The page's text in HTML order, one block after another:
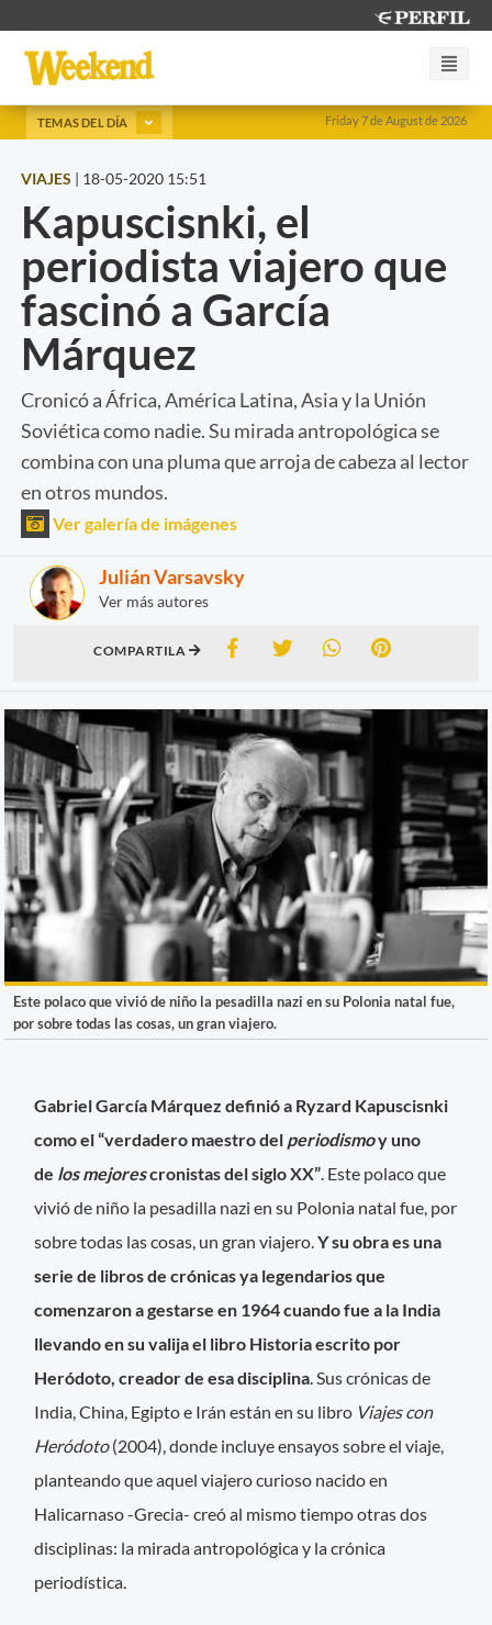
Friday 7 de August de 2026
TEMAS DEL DÍA
VIAJES | 18-05-2020 15:51
Kapuscisnki, el
periodista viajero que
fascinó a García
Márquez
Cronicó a África, América Latina, Asia y la Unión
Soviética como nadie. Su mirada antropológica se
combina con una pluma que arroja de cabeza al lector
en otros mundos.
Ver galería de imágenes
Julián Varsavsky
Ver más autores
COMPARTILA
Este polaco que vivió de niño la pesadilla nazi en su Polonia natal fue,
por sobre todas las cosas, un gran viajero.
Gabriel García Márquez definió a Ryzard Kapuscisnki
como el “verdadero maestro del periodismoy uno
de los mejorescronistas del siglo XX” . Este polaco que
vivió de niño la pesadilla nazi en su Polonia natal fue, por
sobre todas las cosas, un gran viajero.Y su obra es una
serie de libros de crónicas ya legendarios que
comenzaron a gestarse en 1964 cuando fue a la India
llevando en su valija el libro Historia escrito por
Heródoto, creador de esa disciplina . Sus crónicas de
India, China, Egipto e Irán están en su libro Viajes con
Heródoto(2004), donde incluye ensayos sobre el viaje,
planteando que aquel viajero curioso nacido en
Halicarnaso -Grecia- creó al mismo tiempo otras dos
disciplinas: la mirada antropológica y la crónica
periodística.